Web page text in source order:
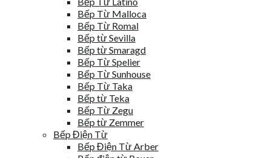
Bếp Từ Malloca
Bếp Từ Romal
Bếp từ Sevilla
Bếp từ Smaragd
Bếp Từ Spelier
Bếp Từ Sunhouse
Bếp Từ Taka
Bếp từ Teka
Bếp Từ Zegu
Bếp từ Zemmer
Bếp Điện Từ
Bếp Điện Từ Arber